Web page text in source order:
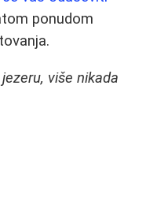
ponudom
više nikada